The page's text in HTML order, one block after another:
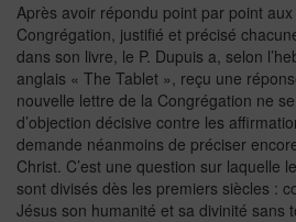
Après avoir répondu point par point
Congrégation, justifié et précisé
dans son livre, le P. Dupuis a, selon
anglais « The Tablet », reçu une
nouvelle lettre de la Congrégation ne
d’objection décisive contre les
demande néanmoins de préciser
Christ. C’est une question sur laquelle
sont divisés dès les premiers siècles :
Jésus son humanité et sa divinité sans